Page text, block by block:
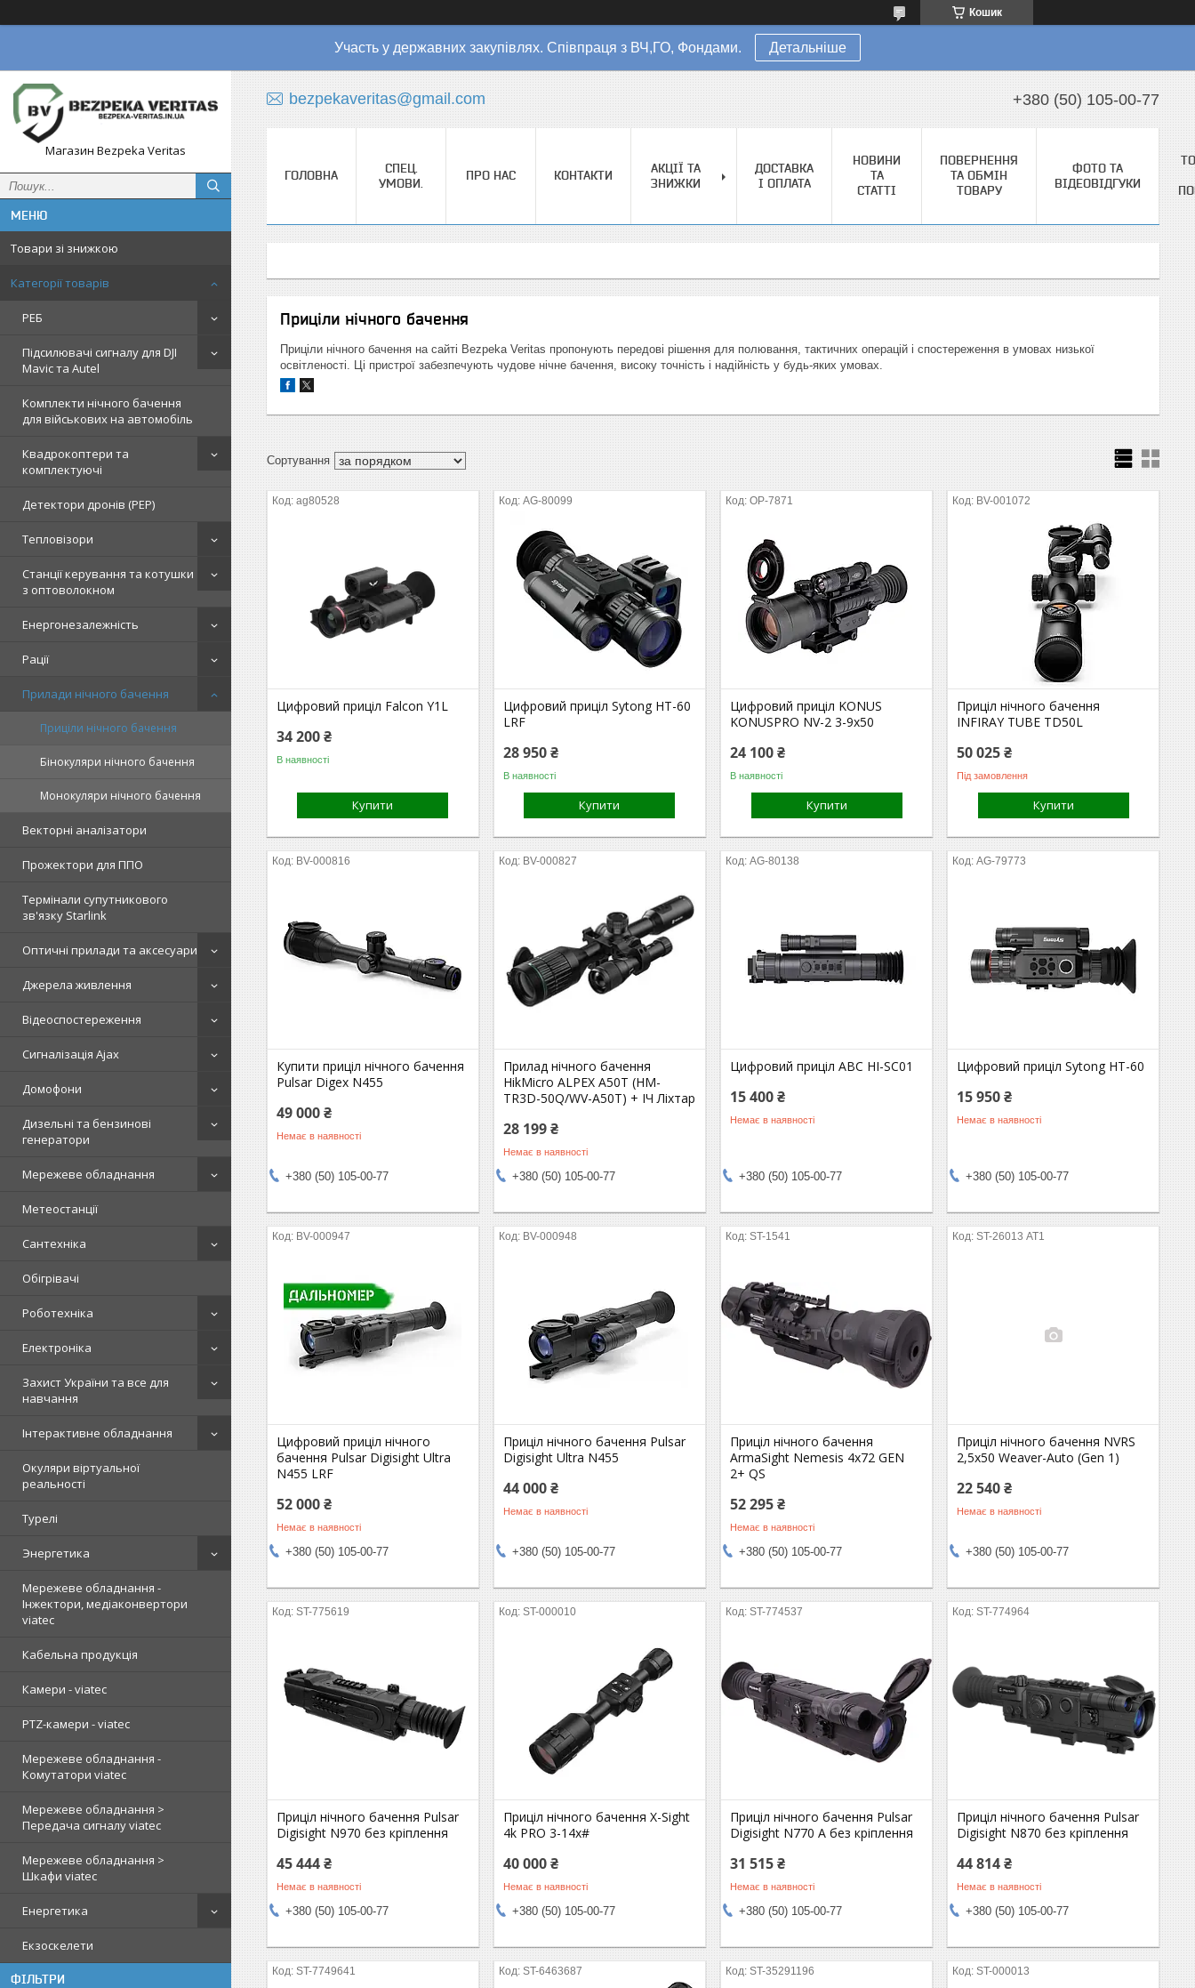
Кошик
Участь у державних закупівлях. Співпраця з ВЧ,ГО, Фондами. Детальніше
Магазин Bezpeka Veritas
Товари зі знижкою
Категорії товарів
РЕБ
Підсилювачі сигналу для DJI
Mavic та Autel
Комплекти нічного бачення
для військових на автомобіль
Квадрокоптери та
комплектуючі
Детектори дронів (РЕР)
Тепловізори
Станції керування та котушки
з оптоволокном
Енергонезалежність
Рації
Прилади нічного бачення
Приціли нічного бачення
Бінокуляри нічного бачення
Монокуляри нічного бачення
Векторні аналізатори
Прожектори для ППО
Термінали супутникового
зв'язку Starlink
Оптичні прилади та аксесуари
Джерела живлення
Відеоспостереження
Сигналізація Ajax
Домофони
Дизельні та бензинові
генератори
Мережеве обладнання
Метеостанції
Сантехніка
Обігрівачі
Роботехніка
Електроніка
Захист України та все для
навчання
Інтерактивне обладнання
Окуляри віртуальної
реальності
Турелі
Энергетика
Мережеве обладнання -
Інжектори, медіаконвертори
viatec
Кабельна продукція
Камери - viatec
PTZ-камери - viatec
Мережеве обладнання -
Комутатори viatec
Мережеве обладнання >
Передача сигналу viatec
Мережеве обладнання >
Шкафи viatec
Енергетика
Екзоскелети
ФІЛЬТРИ
bezpekaveritas@gmail.com +380 (50) 105-00-77
ГОЛОВНА
СПЕЦ.
УМОВИ.
ПРО НАС КОНТАКТИ
АКЦІЇ ТА
ЗНИЖКИ
ДОСТАВКА
І ОПЛАТА
НОВИНИ
ТА
СТАТТІ
ПОВЕРНЕННЯ
ТА ОБМІН
ТОВАРУ
ФОТО ТА
ВІДЕОВІДГУКИ
Приціли нічного бачення
Приціли нічного бачення на сайті Bezpeka Veritas пропонують передові рішення для полювання, тактичних операцій і спостереження в умовах низької
освітленості. Ці пристрої забезпечують чудове нічне бачення, високу точність і надійність у будь-яких умовах.
ag80528
Цифровий приціл Falcon Y1L
34 200 ₴
В наявності
Купити
AG-80099
Цифровий приціл Sytong HT-60
LRF
28 950 ₴
В наявності
Купити
OP-7871
Цифровий приціл KONUS
KONUSPRO NV-2 3-9x50
24 100 ₴
В наявності
Купити
BV-001072
Приціл нічного бачення
INFIRAY TUBE TD50L
50 025 ₴
Під замовлення
Купити
BV-000816
Купити приціл нічного бачення
Pulsar Digex N455
49 000 ₴
Немає в наявності
+380 (50) 105-00-77
BV-000827
Прилад нічного бачення
HikMicro ALPEX A50T (HM-
TR3D-50Q/WV-A50T) + ІЧ Ліхтар
28 199 ₴
Немає в наявності
+380 (50) 105-00-77
AG-80138
Цифровий приціл ABC HI-SC01
15 400 ₴
Немає в наявності
+380 (50) 105-00-77
AG-79773
Цифровий приціл Sytong HT-60
15 950 ₴
Немає в наявності
+380 (50) 105-00-77
BV-000947
Цифровий приціл нічного
бачення Pulsar Digisight Ultra
N455 LRF
52 000 ₴
Немає в наявності
+380 (50) 105-00-77
BV-000948
Приціл нічного бачення Pulsar
Digisight Ultra N455
44 000 ₴
Немає в наявності
+380 (50) 105-00-77
ST-1541
Приціл нічного бачення
ArmaSight Nemesis 4x72 GEN
2+ QS
52 295 ₴
Немає в наявності
+380 (50) 105-00-77
ST-26013 АТ1
Приціл нічного бачення NVRS
2,5х50 Weaver-Auto (Gen 1)
22 540 ₴
Немає в наявності
+380 (50) 105-00-77
ST-775619
Приціл нічного бачення Pulsar
Digisight N970 без кріплення
45 444 ₴
Немає в наявності
+380 (50) 105-00-77
ST-000010
Приціл нічного бачення X-Sight
4k PRO 3-14x#
40 000 ₴
Немає в наявності
+380 (50) 105-00-77
ST-774537
Приціл нічного бачення Pulsar
Digisight N770 А без кріплення
31 515 ₴
Немає в наявності
+380 (50) 105-00-77
ST-774964
Приціл нічного бачення Pulsar
Digisight N870 без кріплення
44 814 ₴
Немає в наявності
+380 (50) 105-00-77
ST-7749641 ST-6463687 ST-35291196 ST-000013